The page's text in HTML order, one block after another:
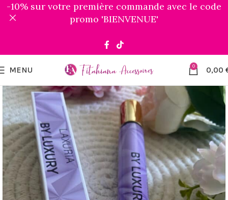
MENU 0 0,00
-10% sur votre première commande avec le code
promo 'BIENVENUE'